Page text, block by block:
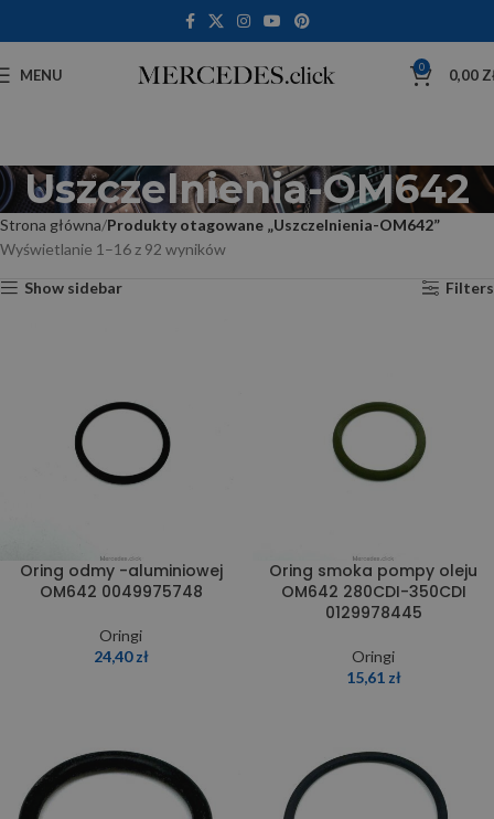
MENU 0 0,00
Uszczelnienia-OM642
Strona główna Produkty otagowane „Uszczelnienia-OM642”
Wyświetlanie 1–16 z 92 wyników
Show sidebar Filters
Oring odmy -aluminiowej
OM642 0049975748
Oringi
24,40zł
Oring smoka pompy oleju
OM642 280CDI-350CDI
0129978445
Oringi
15,61 zł